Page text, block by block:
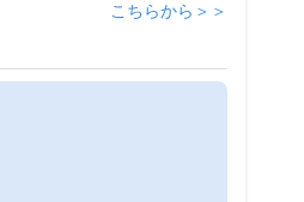
こちらから＞＞